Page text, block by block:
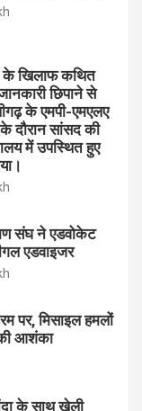
के खिलाफ कथित
छिपाने से
के एमपी-एमएलए
दौरान सांसद की
में उपस्थित हुए
संघ ने एडवोकेट
एडवाइजर
पर, मिसाइल हमलों
आशंका
के साथ खेली